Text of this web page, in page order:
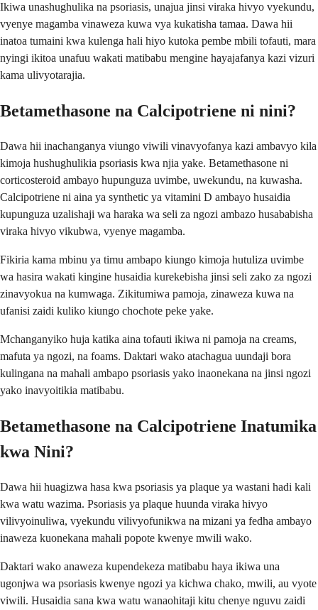
Ikiwa unashughulika na psoriasis, unajua jinsi viraka hivyo vyekundu,
vyenye magamba vinaweza kuwa vya kukatisha tamaa. Dawa hii
inatoa tumaini kwa kulenga hali hiyo kutoka pembe mbili tofauti, mara
nyingi ikitoa unafuu wakati matibabu mengine hayajafanya kazi vizuri
kama ulivyotarajia.
Betamethasone na Calcipotriene ni nini?
Dawa hii inachanganya viungo viwili vinavyofanya kazi ambavyo kila
kimoja hushughulikia psoriasis kwa njia yake. Betamethasone ni
corticosteroid ambayo hupunguza uvimbe, uwekundu, na kuwasha.
Calcipotriene ni aina ya synthetic ya vitamini D ambayo husaidia
kupunguza uzalishaji wa haraka wa seli za ngozi ambazo husababisha
viraka hivyo vikubwa, vyenye magamba.
Fikiria kama mbinu ya timu ambapo kiungo kimoja hutuliza uvimbe
wa hasira wakati kingine husaidia kurekebisha jinsi seli zako za ngozi
zinavyokua na kumwaga. Zikitumiwa pamoja, zinaweza kuwa na
ufanisi zaidi kuliko kiungo chochote peke yake.
Mchanganyiko huja katika aina tofauti ikiwa ni pamoja na creams,
mafuta ya ngozi, na foams. Daktari wako atachagua uundaji bora
kulingana na mahali ambapo psoriasis yako inaonekana na jinsi ngozi
yako inavyoitikia matibabu.
Betamethasone na Calcipotriene Inatumika
kwa Nini?
Dawa hii huagizwa hasa kwa psoriasis ya plaque ya wastani hadi kali
kwa watu wazima. Psoriasis ya plaque huunda viraka hivyo
vilivyoinuliwa, vyekundu vilivyofunikwa na mizani ya fedha ambayo
inaweza kuonekana mahali popote kwenye mwili wako.
Daktari wako anaweza kupendekeza matibabu haya ikiwa una
ugonjwa wa psoriasis kwenye ngozi ya kichwa chako, mwili, au vyote
viwili. Husaidia sana kwa watu wanaohitaji kitu chenye nguvu zaidi